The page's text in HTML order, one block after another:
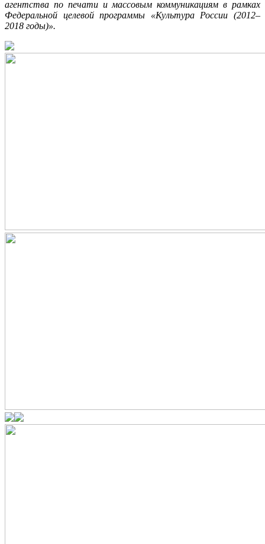
агентства по печати и массовым коммуникациям в рамках
Федеральной целевой программы «Культура России (2012–
2018 годы)».